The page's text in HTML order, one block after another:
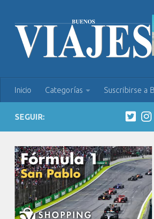
Inicio Categorías Suscribirse a
SEGUIR: